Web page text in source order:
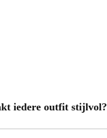
iedere outfit stijlvol?